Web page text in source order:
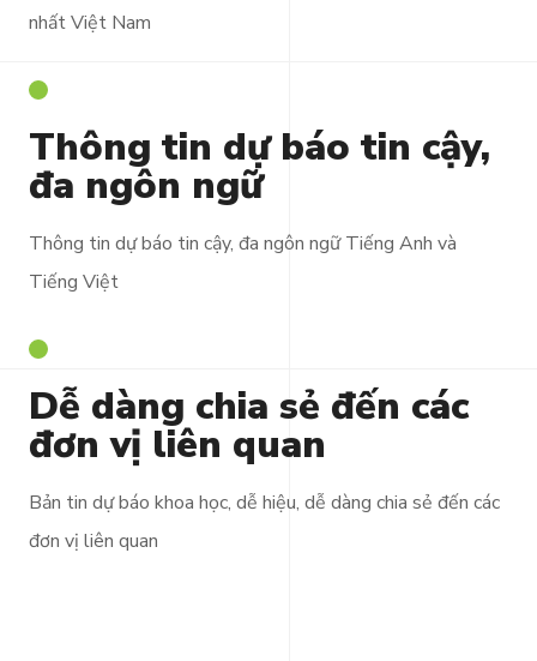
nhất Việt Nam
Thông tin dự báo tin cậy,
đa ngôn ngữ
Thông tin dự báo tin cậy, đa ngôn ngữ Tiếng Anh và
Tiếng Việt
Dễ dàng chia sẻ đến các
đơn vị liên quan
Bản tin dự báo khoa học, dễ hiệu, dễ dàng chia sẻ đến các
đơn vị liên quan